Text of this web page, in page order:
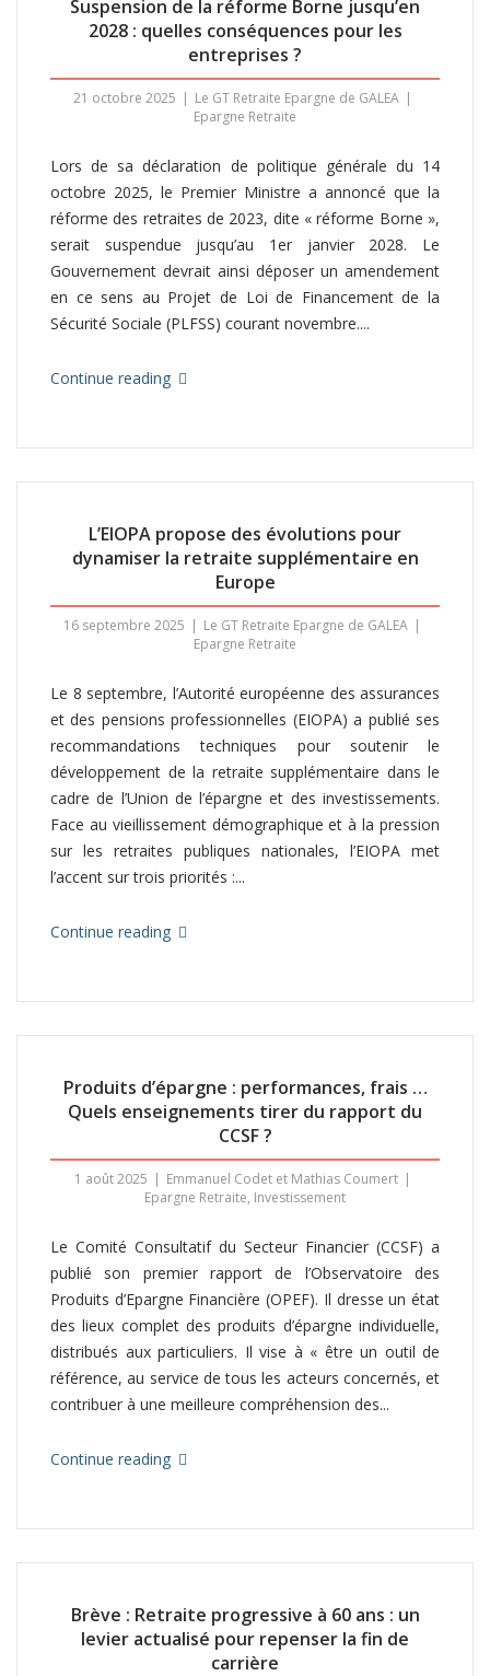
Suspension de la réforme Borne jusqu’en
2028 : quelles conséquences pour les
entreprises ?
21 octobre 2025
Le GT Retraite Epargne de GALEA
Epargne Retraite
Lors de sa déclaration de politique générale du 14
octobre 2025, le Premier Ministre a annoncé que la
réforme des retraites de 2023, dite « réforme Borne »,
serait suspendue jusqu’au 1er janvier 2028. Le
Gouvernement devrait ainsi déposer un amendement
en ce sens au Projet de Loi de Financement de la
Sécurité Sociale (PLFSS) courant novembre....
Continue reading
L’EIOPA propose des évolutions pour
dynamiser la retraite supplémentaire en
Europe
16 septembre 2025
Le GT Retraite Epargne de GALEA
Epargne Retraite
Le 8 septembre, l’Autorité européenne des assurances
et des pensions professionnelles (EIOPA) a publié ses
recommandations techniques pour soutenir le
développement de la retraite supplémentaire dans le
cadre de l’Union de l’épargne et des investissements.
Face au vieillissement démographique et à la pression
sur les retraites publiques nationales, l’EIOPA met
l’accent sur trois priorités :...
Continue reading
Produits d’épargne : performances, frais …
Quels enseignements tirer du rapport du
CCSF ?
1 août 2025
Emmanuel Codet et Mathias Coumert
Epargne Retraite, Investissement
Le Comité Consultatif du Secteur Financier (CCSF) a
publié son premier rapport de l’Observatoire des
Produits d’Epargne Financière (OPEF). Il dresse un état
des lieux complet des produits d’épargne individuelle,
distribués aux particuliers. Il vise à « être un outil de
référence, au service de tous les acteurs concernés, et
contribuer à une meilleure compréhension des...
Continue reading
Brève : Retraite progressive à 60 ans : un
levier actualisé pour repenser la fin de
carrière